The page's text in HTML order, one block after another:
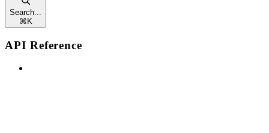
Search...
⌘ K
API Reference